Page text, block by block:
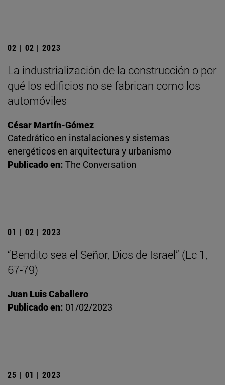
02 | 02 | 2023
La industrialización de la construcción o por
qué los edificios no se fabrican como los
automóviles
César Martín-Gómez
Catedrático en instalaciones y sistemas
energéticos en arquitectura y urbanismo
Publicado en: The Conversation
01 | 02 | 2023
“Bendito sea el Señor, Dios de Israel” (Lc 1,
67-79)
Juan Luis Caballero
Publicado en: 01/02/2023
25 | 01 | 2023